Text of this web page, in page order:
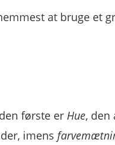
at bruge et
første er Hue, den
imens